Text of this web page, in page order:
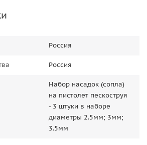
Россия
Россия
Набор насадок (сопла)
на пистолет пескоструя
- 3 штуки в наборе
диаметры 2.5мм; 3мм;
3.5мм